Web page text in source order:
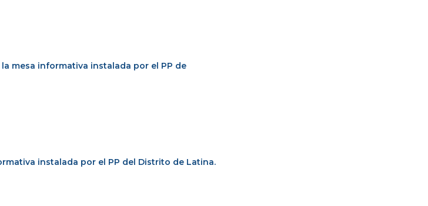
mesa informativa instalada por el PP de
instalada por el PP del Distrito de Latina.